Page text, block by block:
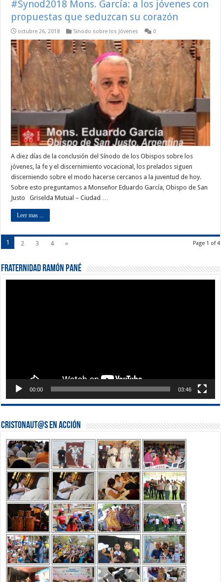
#Synod2018 Mons. García: a los jóvenes con
propuestas que seduzcan su corazón
octubre 26, 2018 Sínodo sobre los Jóvenes 0
A diez días de la conclusión del Sínodo de los Obispos sobre los
jóvenes, la fe y el discernimiento vocacional, los prelados siguen
discerniendo sobre el modo hacerse cercanos a la juventud de hoy.
Sobre esto preguntamos a Monseñor Eduardo García, Obispo de San
Justo Griselda Mutual – Ciudad …
Leer mas ...
Page 1 of 4
1 2 3 4 »
Fraternidad Ramón Pané
00:00 03:46
Cristonaut@s en Acción